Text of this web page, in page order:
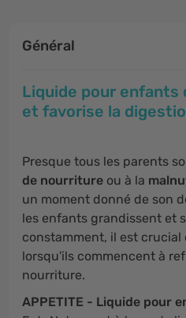
Général
Liquide pour
et favorise la
Presque tous les parents
de nourriture ou à la
un moment donné de son
les enfants grandissent et
constamment, il est
lorsqu'ils commencent à
nourriture.
APPETITE - Liquide pour